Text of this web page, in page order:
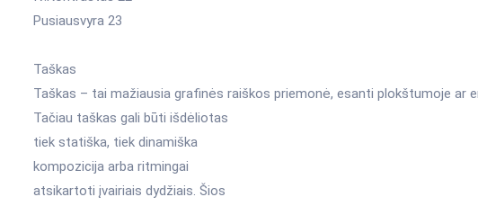
Pusiausvyra 23
Taškas
Taškas – tai mažiausia grafinės raiškos priemonė, esanti plokštumoje ar
Tačiau taškas gali būti išdėliotas
tiek statiška, tiek dinamiška
kompozicija arba ritmingai
atsikartoti įvairiais dydžiais. Šios